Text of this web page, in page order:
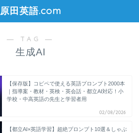
原田英語.com
― TAG ―
生成AI
【保存版】コピペで使える英語プロンプト2000本
｜指導案・教材・英検・英会話・都立AI対応！小
学校・中高英語の先生と学習者用
02/08/2026
【都立AI×英語学習】超絶プロンプト10選＆しゃぶ